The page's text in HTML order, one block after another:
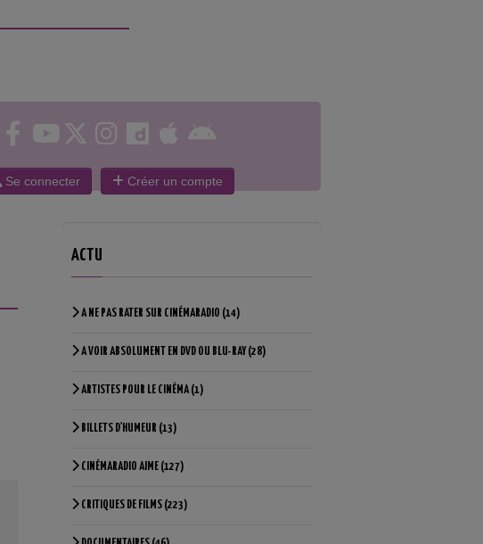
Se connecter Créer un compte
ACTU
A NE PAS RATER SUR CINÉMARADIO (14)
A VOIR ABSOLUMENT EN DVD OU BLU-RAY (28)
ARTISTES POUR LE CINÉMA (1)
BILLETS D'HUMEUR (13)
CINÉMARADIO AIME (127)
CRITIQUES DE FILMS (223)